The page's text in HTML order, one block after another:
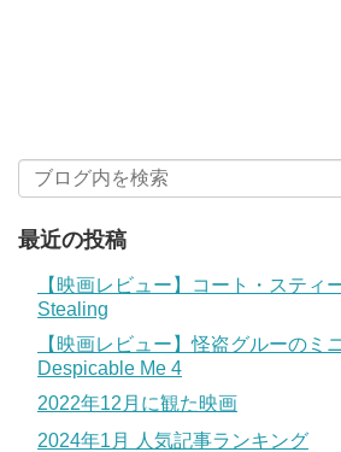
最近の投稿
【映画レビュー】コート・スティ
Stealing
【映画レビュー】怪盗グルーのミ
Despicable Me 4
2022年12月に観た映画
2024年1月 人気記事ランキング